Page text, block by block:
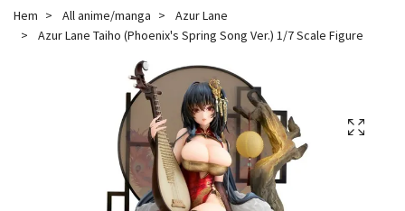
Hem All anime/manga
Azur Lane
Azur Lane Taiho (Phoenix's Spring Song Ver.) 1/7 Scale Figure